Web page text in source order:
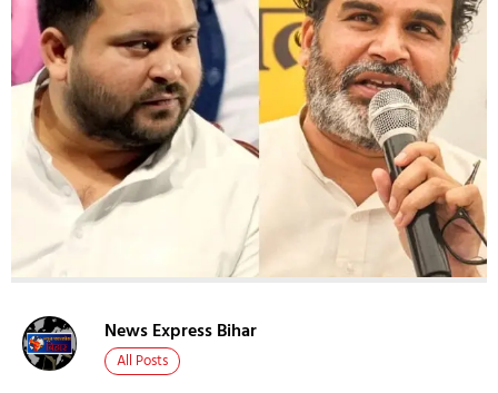
News Express Bihar
All Posts